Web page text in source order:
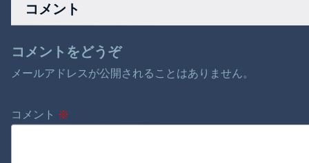
コメント
コメントをどうぞ
メールアドレスが公開されることはありません。
コメント ※